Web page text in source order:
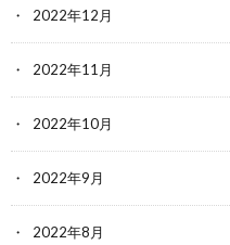
2022年12月
2022年11月
2022年10月
2022年9月
2022年8月